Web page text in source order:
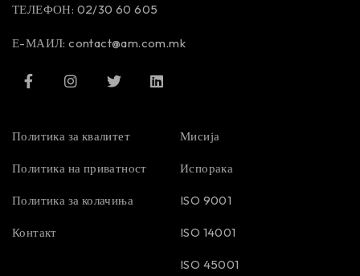
ТЕЛЕФОН: 02/30 60 605
Е-МАИЛ:contact@am.com.mk
Политика за квалитет
Политика на приватност
Политика за колачиња
Контакт
Мисија
Испорака
ISO 9001
ISO 14001
ISO 45001